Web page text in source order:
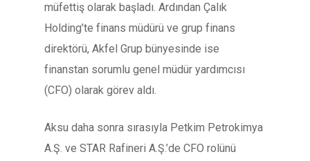
müfettiş olarak başladı. Ardından Çalık
Holding’te finans müdürü ve grup finans
direktörü, Akfel Grup bünyesinde ise
finanstan sorumlu genel müdür yardımcısı
(CFO) olarak görev aldı.
Aksu daha sonra sırasıyla Petkim Petrokimya
A.Ş. ve STAR Rafineri A.Ş.’de CFO rolünü